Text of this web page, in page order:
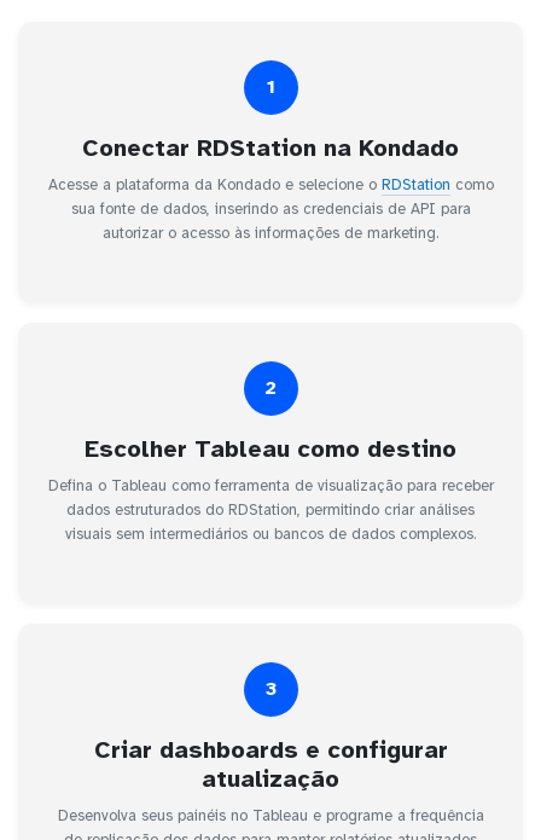
1
Conectar RDStation na Kondado
Acesse a plataforma da Kondado e selecione o RDStation como
sua fonte de dados, inserindo as credenciais de API para
autorizar o acesso às informações de marketing.
2
Escolher Tableau como destino
Defina o Tableau como ferramenta de visualização para receber
dados estruturados do RDStation, permitindo criar análises
visuais sem intermediários ou bancos de dados complexos.
3
Criar dashboards e configurar
atualização
Desenvolva seus painéis no Tableau e programe a frequência